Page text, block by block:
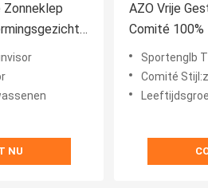
NU
AZO Vrije
Comité
GLBSportenglb
Comité